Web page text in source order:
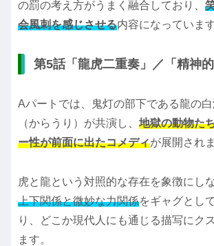
の罰の考え方がうまく融合しており、
会風刺を感じさせる内容になっています
第5話「龍虎二重奏」／「精神的
Aパートでは、鬼灯の部下である龍の
（からうり）が共演し、 地獄の動物た
ー性が前面に出たコメディが展開され
虎と龍という対照的な存在を象徴にしな
上下関係と微妙な力関係をギャグとし
り、どこか現代人にも通じる描写にク
ます。